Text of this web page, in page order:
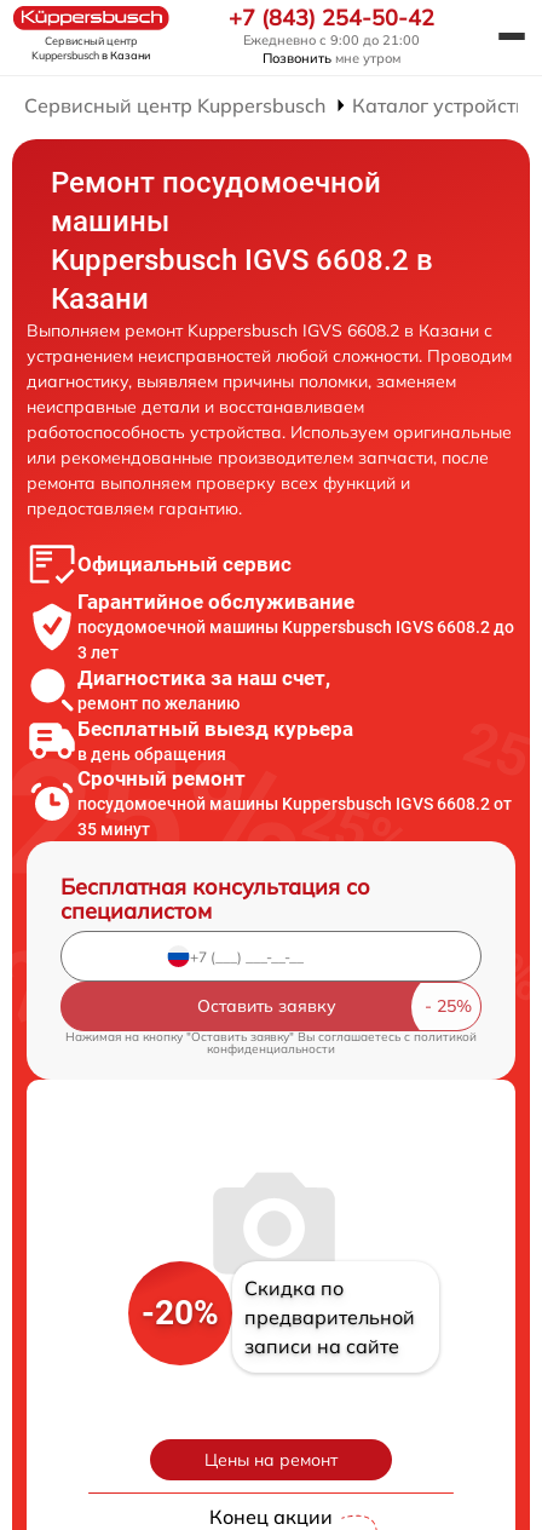
Сервисный центр
Kuppersbuschв Казани
+7 (843) 254-50-42
Ежедневно с 9:00 до 21:00
Позвонить мне утром
Сервисный центр Kuppersbusch Каталог устройств
Ремонт посудомоечной
машины
Kuppersbusch IGVS 6608.2 в
Казани
Выполняем ремонт Kuppersbusch IGVS 6608.2 в Казани с
устранением неисправностей любой сложности. Проводим
диагностику, выявляем причины поломки, заменяем
неисправные детали и восстанавливаем
работоспособность устройства. Используем оригинальные
или рекомендованные производителем запчасти, после
ремонта выполняем проверку всех функций и
предоставляем гарантию.
Официальный сервис
Гарантийное обслуживание
посудомоечной машины Kuppersbusch IGVS 6608.2 до
3 лет
Диагностика за наш счет,
ремонт по желанию
Бесплатный выезд курьера
в день обращения
Срочный ремонт
посудомоечной машины Kuppersbusch IGVS 6608.2 от
35 минут
Бесплатная консультация со
специалистом
Оставить заявку
Нажимая на кнопку "Оставить заявку" Вы соглашаетесь cполитикой
конфиденциальности
-20%
Скидка по
предварительной
записи на сайте
Цены на ремонт
Конец акции